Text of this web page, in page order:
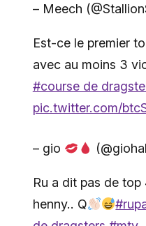
– Meech
Est-ce le premier
avec au moins 3
#course de
pic.twitter.com/
– gio
Ru a dit pas de
henny.. Q